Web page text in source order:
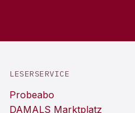
LESERSERVICE
Probeabo
DAMALS Marktplatz